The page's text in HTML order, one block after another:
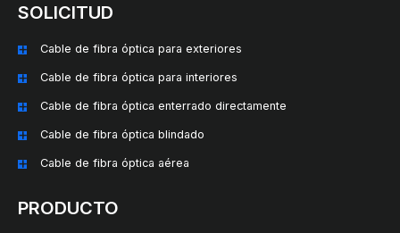
SOLICITUD
Cable de fibra óptica para exteriores
Cable de fibra óptica para interiores
Cable de fibra óptica enterrado directamente
Cable de fibra óptica blindado
Cable de fibra óptica aérea
PRODUCTO